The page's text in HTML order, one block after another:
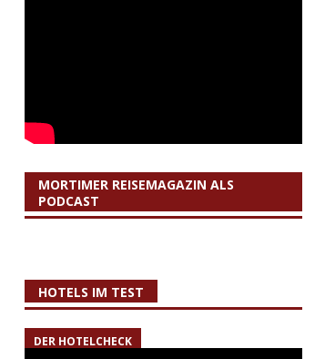
MORTIMER REISEMAGAZIN ALS
PODCAST
HOTELS IM TEST
DER HOTELCHECK